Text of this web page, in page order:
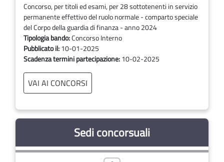
Concorso, per titoli ed esami, per 28 sottotenenti in servizio
permanente effettivo del ruolo normale - comparto speciale
del Corpo della guardia di finanza - anno 2024
Tipologia bando:Concorso Interno
Pubblicato il:10-01-2025
Scadenza termini partecipazione:10-02-2025
VAI AI CONCORSI
Sedi concorsuali